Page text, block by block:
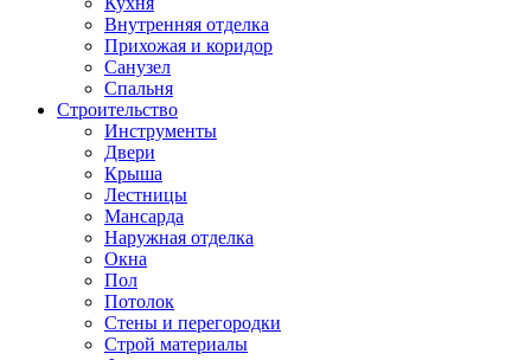
Внутренняя отделка
Прихожая и коридор
Санузел
Спальня
Строительство
Инструменты
Двери
Крыша
Лестницы
Мансарда
Наружная отделка
Окна
Пол
Потолок
Стены и перегородки
Строй материалы